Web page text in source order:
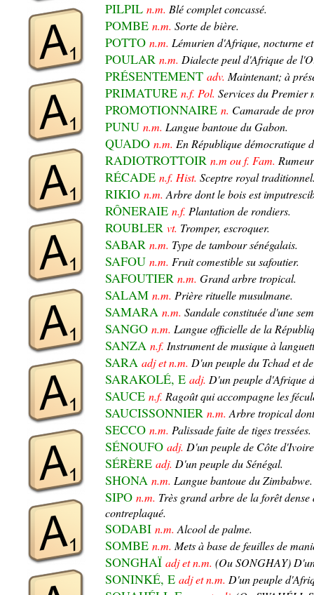
PILPIL n.m. Blé complet concassé.
POMBE n.m. Sorte de bière.
POTTO n.m. Lémurien d'Afrique, nocturne
POULAR n.m. Dialecte peul d'Afrique de
PRÉSENTEMENT adv. Maintenant; à
PRIMATURE n.f. Pol. Services du Premier
PROMOTIONNAIRE n. Camarade de
PUNU n.m. Langue bantoue du Gabon.
QUADO n.m. En République démocratique
RADIOTROTTOIR n.m ou f. Fam.
RÉCADE n.f. Hist. Sceptre royal
RIKIO n.m. Arbre dont le bois est
RÔNERAIE n.f. Plantation de rondiers.
ROUBLER vt. Tromper, escroquer.
SABAR n.m. Type de tambour sénégalais.
SAFOU n.m. Fruit comestible su safoutier.
SAFOUTIER n.m. Grand arbre tropical.
SALAM n.m. Prière rituelle musulmane.
SAMARA n.m. Sandale constituée d'une
SANGO n.m. Langue officielle de la
SANZA n.f. Instrument de musique à
SARA adj et n.m. D'un peuple du Tchad et
SARAKOLÉ, E adj. D'un peuple d'Afrique
SAUCE n.f. Ragoût qui accompagne les
SAUCISSONNIER n.m. Arbre tropical
SECCO n.m. Palissade faite de tiges tressées.
SÉNOUFO adj. D'un peuple de Côte
SÉRÈRE adj. D'un peuple du Sénégal.
SHONA n.m. Langue bantoue du Zimbabwe.
SIPO n.m. Très grand arbre de la forêt
contreplaqué.
SODABI n.m. Alcool de palme.
SOMBE n.m. Mets à base de feuilles de
SONGHAÏ adj et n.m. (Ou SONGHAY)
SONINKÉ, E adj et n.m. D'un peuple